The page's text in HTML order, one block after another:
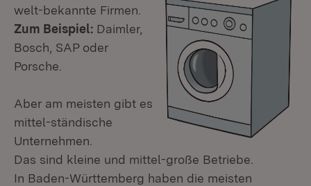
welt-bekannte Firmen.
Zum Beispiel: Daimler,
Bosch, SAP oder
Porsche.
Aber am meisten gibt es
mittel-ständische
Unternehmen.
Das sind kleine und mittel-große Betriebe.
In Baden-Württemberg haben die meisten